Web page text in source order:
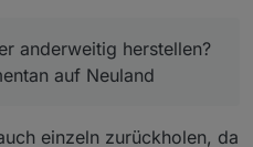
anderweitig herstellen?
auf Neuland
einzeln zurückholen, da